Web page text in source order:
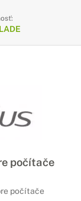
počítače
počítače